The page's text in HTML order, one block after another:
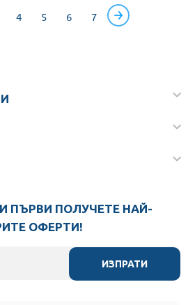
4 5 6 7
ПЪРВИ ПОЛУЧЕТЕ НАЙ-
ОФЕРТИ!
ИЗПРАТИ